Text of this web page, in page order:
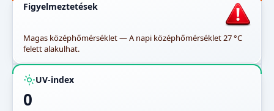
Figyelmeztetések
Magas középhőmérséklet — A napi középhőmérséklet 27 °C
felett alakulhat.
UV-index
0